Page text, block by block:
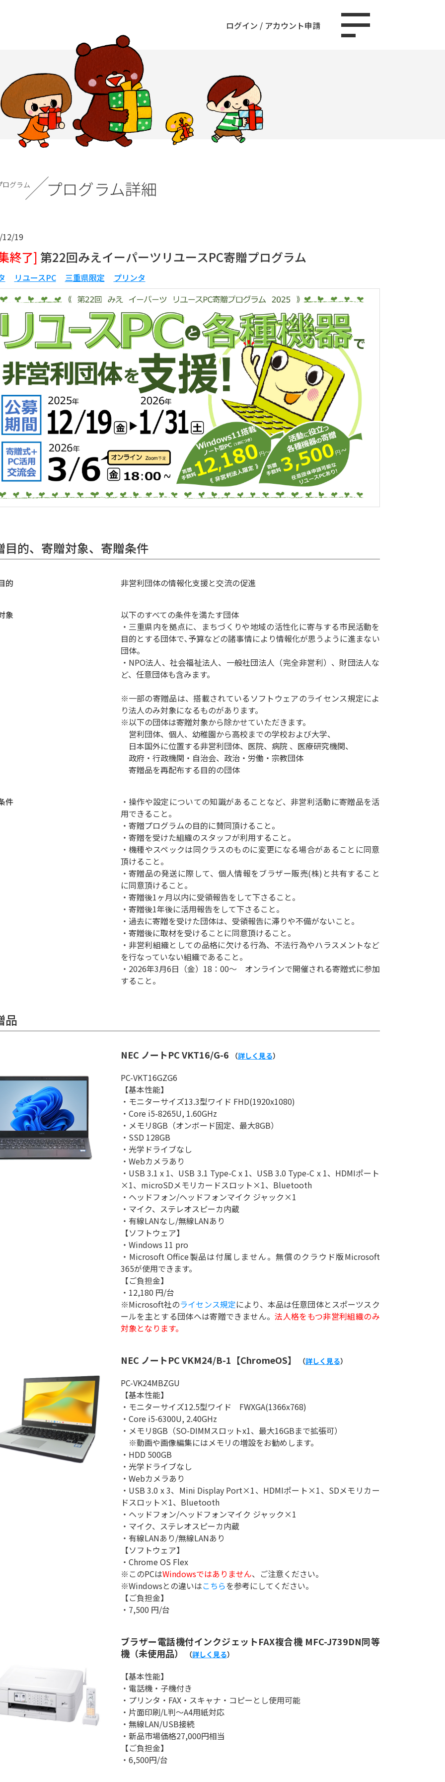
ログイン / アカウント申請
ログラム プログラム詳細
19
終了] 第22回みえイーパーツリユースPC寄贈プログラム
リユースPC 三重県限定 プリンタ
目的、寄贈対象、寄贈条件
的 非営利団体の情報化支援と交流の促進
象
以下のすべての条件を満たす団体
・三重県内を拠点に、まちづくりや地域の活性化に寄与する市民活動を
目的とする団体で､予算などの諸事情により情報化が思うように進まない
団体。
・NPO法人、社会福祉法人、一般社団法人（完全非営利）、財団法人な
ど、任意団体も含みます。
※一部の寄贈品は、搭載されているソフトウェアのライセンス規定によ
り法人のみ対象になるものがあります。
※以下の団体は寄贈対象から除かせていただきます。
営利団体、個人、幼稚園から高校までの学校および大学、
日本国外に位置する非営利団体、医院、病院 、医療研究機関、
政府・行政機関・自治会、政治・労働・宗教団体
寄贈品を再配布する目的の団体
件
・操作や設定についての知識があることなど、非営利活動に寄贈品を活
用できること。
・寄贈プログラムの目的に賛同頂けること。
・寄贈を受けた組織のスタッフが利用すること。
・機種やスペックは同クラスのものに変更になる場合があることに同意
頂けること。
・寄贈品の発送に際して、個人情報をブラザー販売(株)と共有すること
に同意頂けること。
・寄贈後1ヶ月以内に受領報告をして下さること。
・寄贈後1年後に活用報告をして下さること。
・過去に寄贈を受けた団体は、受領報告に滞りや不備がないこと。
・寄贈後に取材を受けることに同意頂けること。
・非営利組織としての品格に欠ける行為、不法行為やハラスメントなど
を行なっていない組織であること。
・2026年3月6日（金）18：00～ オンラインで開催される寄贈式に参加
すること。
品
NEC ノートPC VKT16/G-6 （詳しく見る）
PC-VKT16GZG6
【基本性能】
・モニターサイズ13.3型ワイド FHD(1920x1080)
・Core i5-8265U, 1.60GHz
・メモリ8GB（オンボード固定、最大8GB）
・SSD 128GB
・光学ドライブなし
・Webカメラあり
・USB 3.1 x 1、USB 3.1 Type-C x 1、USB 3.0 Type-C x 1、HDMIポート
×1、microSDメモリカードスロット×1、Bluetooth
・ヘッドフォン/ヘッドフォンマイク ジャック×1
・マイク、ステレオスピーカ内蔵
・有線LANなし/無線LANあり
【ソフトウェア】
・Windows 11 pro
・Microsoft Office製品は付属しません。無償のクラウド版Microsoft
365が使用できます。
【ご負担金】
・12,180 円/台
※Microsoft社のライセンス規定により、本品は任意団体とスポーツスク
ールを主とする団体へは寄贈できません。法人格をもつ非営利組織のみ
対象となります。
NEC ノートPC VKM24/B-1【ChromeOS】 （詳しく見る）
PC-VK24MBZGU
【基本性能】
・モニターサイズ12.5型ワイド FWXGA(1366x768)
・Core i5-6300U, 2.40GHz
・メモリ8GB（SO-DIMMスロットx1、最大16GBまで拡張可）
※動画や画像編集にはメモリの増設をお勧めします。
・HDD 500GB
・光学ドライブなし
・Webカメラあり
・USB 3.0 x 3、Mini Display Port×1、HDMIポート×1、SDメモリカー
ドスロット×1、Bluetooth
・ヘッドフォン/ヘッドフォンマイク ジャック×1
・マイク、ステレオスピーカ内蔵
・有線LANあり/無線LANあり
【ソフトウェア】
・Chrome OS Flex
※このPCはWindowsではありません、ご注意ください。
※Windowsとの違いはこちらを参考にしてください。
【ご負担金】
・7,500 円/台
ブラザー電話機付インクジェットFAX複合機 MFC-J739DN同等
機（未使用品）
（詳しく見る）
【基本性能】
・電話機・子機付き
・プリンタ・FAX・スキャナ・コピーとし使用可能
・片面印刷/L判～A4用紙対応
・無線LAN/USB接続
・新品市場価格27,000円相当
【ご負担金】
・6,500円/台